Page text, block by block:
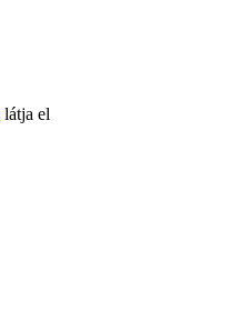
látja el